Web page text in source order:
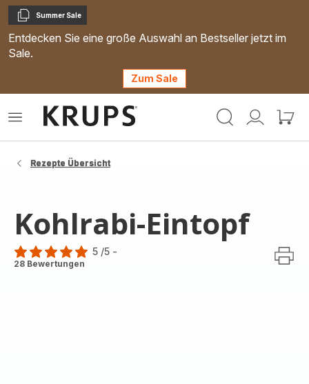
Kopieren
Summer Sale
Entdecken Sie eine große Auswahl an Bestseller jetzt im
Sale.
Zum Sale
Mein
Mein
Das
Rezepte Übersicht
Kohlrabi-Eintopf
Bewertung
5 /5 -
28 Bewertungen